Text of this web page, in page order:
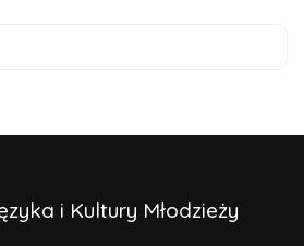
i Kultury Młodzieży